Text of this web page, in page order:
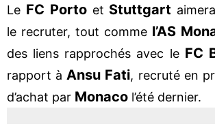
Le FC Portoet Stuttgart
le recruter, tout comme l’AS
des liens rapprochés avec le FC
rapport à Ansu Fati, recruté en
d’achat par Monaco l’été dernier.